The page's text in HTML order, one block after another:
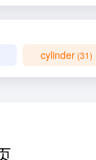
cylinder (31)